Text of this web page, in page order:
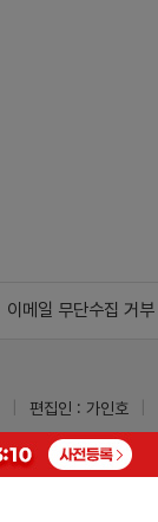
이메일 무단수집 거부
편집인 : 가인호